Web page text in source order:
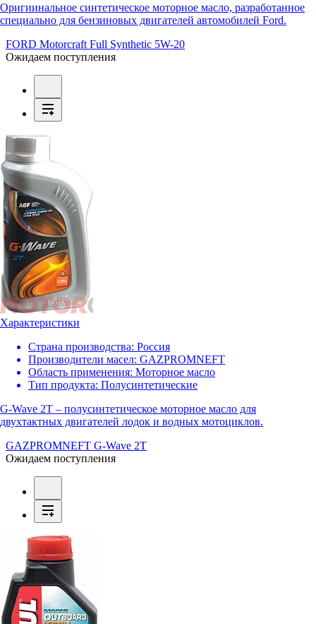
Оригиинальное синтетическое моторное масло, разработанное
специально для бензиновых двигателей автомобилей Ford.
FORD Motorcraft Full Synthetic 5W-20
Ожидаем поступления
Характеристики
Страна производства: Россия
Производители масел: GAZPROMNEFT
Область применения: Моторное масло
Тип продукта: Полусинтетические
G-Wave 2T – полусинтетическое моторное масло для
двухтактных двигателей лодок и водных мотоциклов.
GAZPROMNEFT G-Wave 2T
Ожидаем поступления